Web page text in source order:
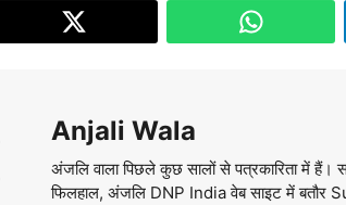
Anjali Wala
अंजलि वाला पिछले कुछ सालों से पत्रकारिता में हैं।
फिलहाल, अंजलि DNP India वेब साइट में बतौर